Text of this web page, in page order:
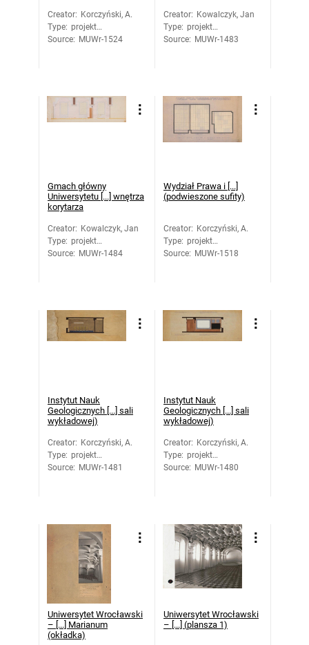
Creator: Korczyński, A.
Type: projekt
architektoniczny
Source: MUWr-1524
Creator: Kowalczyk, Jan
Type: projekt
architektoniczny
Source: MUWr-1483
Gmach główny
Uniwersytetu [...] wnętrza
korytarza
Creator: Kowalczyk, Jan
Type: projekt
architektoniczny
Source: MUWr-1484
Wydział Prawa i [...]
(podwieszone sufity)
Creator: Korczyński, A.
Type: projekt
architektoniczny
Source: MUWr-1518
Instytut Nauk
Geologicznych [...] sali
wykładowej)
Creator: Korczyński, A.
Type: projekt
architektoniczny
Source: MUWr-1481
Instytut Nauk
Geologicznych [...] sali
wykładowej)
Creator: Korczyński, A.
Type: projekt
architektoniczny
Source: MUWr-1480
Uniwersytet Wrocławski
– [...] Marianum
(okładka)
Uniwersytet Wrocławski
– [...] (plansza 1)